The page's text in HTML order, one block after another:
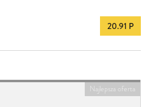
20.91 P
Najlepsza oferta